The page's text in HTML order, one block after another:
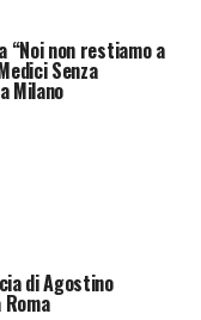
“Noi non restiamo a
Senza
Milano
di Agostino